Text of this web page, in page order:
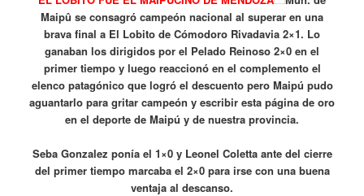
Maipû se consagró campeón nacional al superar en una
brava final a El Lobito de Cómodoro Rivadavia 2×1. Lo
ganaban los dirigidos por el Pelado Reinoso 2×0 en el
primer tiempo y luego reaccionó en el complemento el
elenco patagónico que logró el descuento pero Maipú pudo
aguantarlo para gritar campeón y escribir esta página de oro
en el deporte de Maipú y de nuestra provincia.
Seba Gonzalez ponía el 1×0 y Leonel Coletta ante del cierre
del primer tiempo marcaba el 2×0 para irse con una buena
ventaja al descanso.